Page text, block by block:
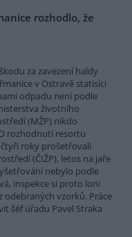
rozhodlo, že
za zavezení haldy
v Ostravě statisíci
odpadu není podle
životního
(MŽP) nikdo
rozhodnutí resortu
čtyři roky prošetřovali
(ČIŽP), letos na jaře
nebylo podle
inspekce si proto loni
odebraných vzorků. Práce
šéf úřadu Pavel Straka